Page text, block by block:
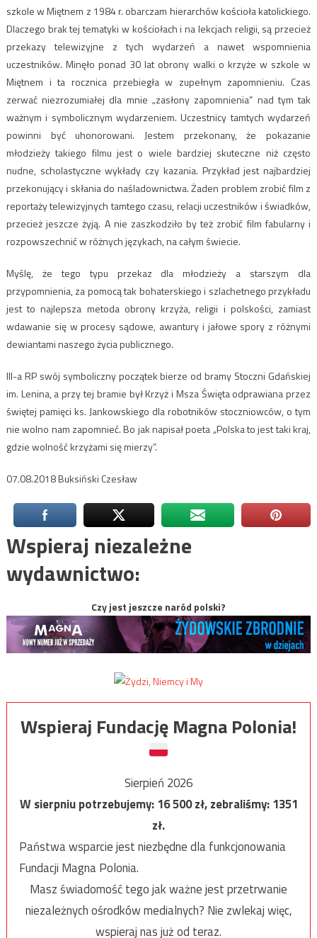
szkole w Miętnem z 1984 r. obarczam hierarchów kościoła katolickiego.
Dlaczego brak tej tematyki w kościołach i na lekcjach religii, są przecież
przekazy telewizyjne z tych wydarzeń a nawet wspomnienia
uczestników. Minęło ponad 30 lat obrony walki o krzyże w szkole w
Miętnem i ta rocznica przebiegła w zupełnym zapomnieniu. Czas
zerwać niezrozumiałej dla mnie „zasłony zapomnienia” nad tym tak
ważnym i symbolicznym wydarzeniem. Uczestnicy tamtych wydarzeń
powinni być uhonorowani. Jestem przekonany, że pokazanie
młodzieży takiego filmu jest o wiele bardziej skuteczne niż często
nudne, scholastyczne wykłady czy kazania. Przykład jest najbardziej
przekonujący i skłania do naśladownictwa. Żaden problem zrobić film z
reportaży telewizyjnych tamtego czasu, relacji uczestników i świadków,
przecież jeszcze żyją. A nie zaszkodziło by też zrobić film fabularny i
rozpowszechnić w różnych językach, na całym świecie.
Myślę, że tego typu przekaz dla młodzieży a starszym dla
przypomnienia, za pomocą tak bohaterskiego i szlachetnego przykładu
jest to najlepsza metoda obrony krzyża, religii i polskości, zamiast
wdawanie się w procesy sądowe, awantury i jałowe spory z różnymi
dewiantami naszego życia publicznego.
III-a RP swój symboliczny początek bierze od bramy Stoczni Gdańskiej
im. Lenina, a przy tej bramie był Krzyż i Msza Święta odprawiana przez
świętej pamięci ks. Jankowskiego dla robotników stoczniowców, o tym
nie wolno nam zapomnieć. Bo jak napisał poeta „Polska to jest taki kraj,
gdzie wolność krzyżami się mierzy”.
07.08.2018 Buksiński Czesław
Wspieraj niezależne
wydawnictwo:
Czy jest jeszcze naród polski?
Wspieraj Fundację Magna Polonia!
Sierpień 2026
W sierpniu potrzebujemy:16 500zł, zebraliśmy:1351
zł.
Państwa wsparcie jest niezbędne dla funkcjonowania
Fundacji Magna Polonia.
Masz świadomość tego jak ważne jest przetrwanie
niezależnych ośrodków medialnych? Nie zwlekaj więc,
wspieraj nas już od teraz.